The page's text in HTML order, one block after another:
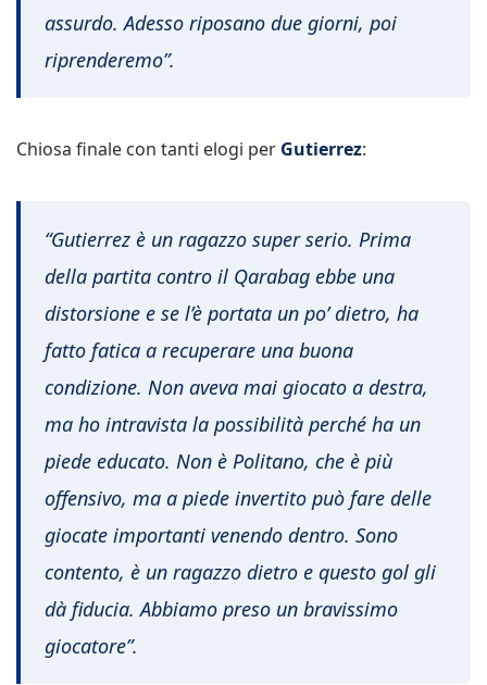
assurdo. Adesso riposano due giorni, poi
riprenderemo”.
Chiosa finale con tanti elogi per Gutierrez:
“Gutierrez è un ragazzo super serio. Prima
della partita contro il Qarabag ebbe una
distorsione e se l’è portata un po’ dietro, ha
fatto fatica a recuperare una buona
condizione. Non aveva mai giocato a destra,
ma ho intravista la possibilità perché ha un
piede educato. Non è Politano, che è più
offensivo, ma a piede invertito può fare delle
giocate importanti venendo dentro. Sono
contento, è un ragazzo dietro e questo gol gli
dà fiducia. Abbiamo preso un bravissimo
giocatore”.